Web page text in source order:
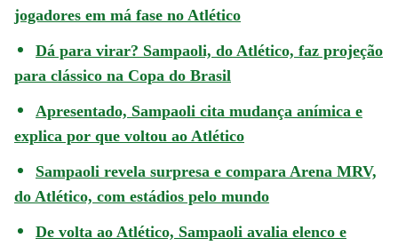
jogadores em má fase no Atlético
Dá para virar? Sampaoli, do Atlético, faz projeção
para clássico na Copa do Brasil
Apresentado, Sampaoli cita mudança anímica e
explica por que voltou ao Atlético
Sampaoli revela surpresa e compara Arena MRV,
do Atlético, com estádios pelo mundo
De volta ao Atlético, Sampaoli avalia elenco e